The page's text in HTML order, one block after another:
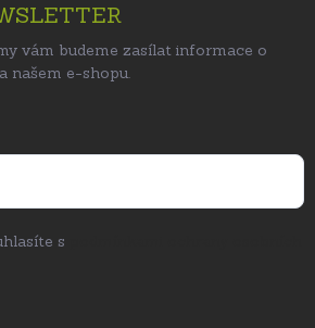
vám budeme zasílat informace o
našem e-shopu.
s